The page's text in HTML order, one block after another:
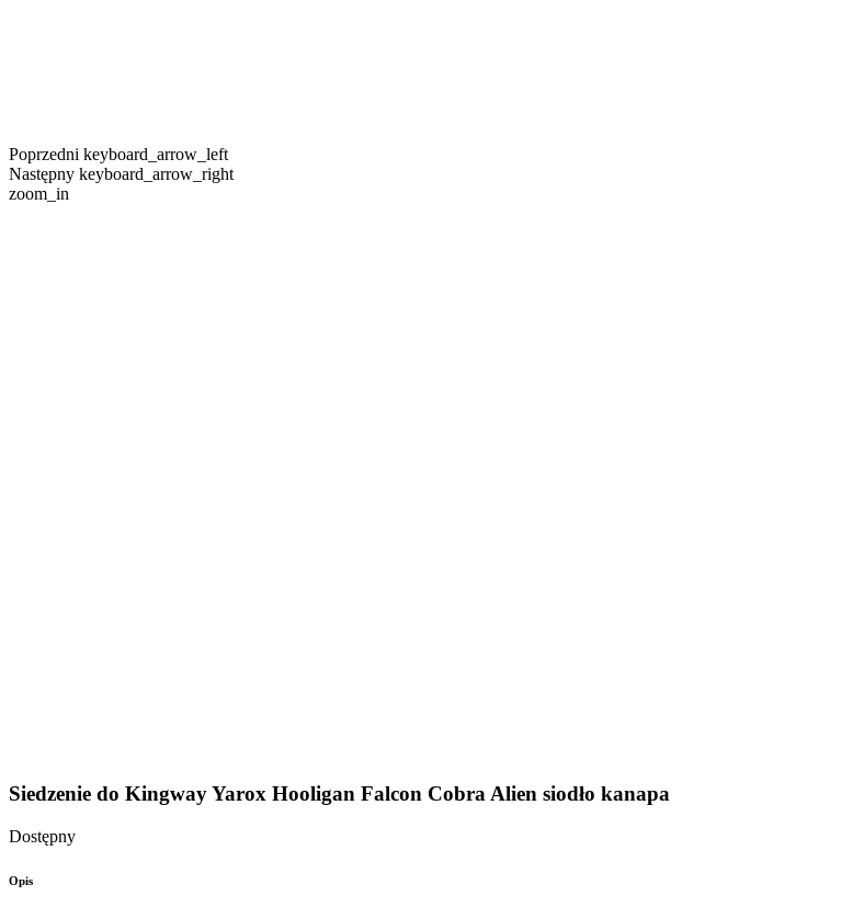
Poprzedni keyboard_arrow_left
Następny keyboard_arrow_right
zoom_in
Siedzenie do Kingway Yarox Hooligan Falcon Cobra Alien siodło kanapa
Dostępny
Opis